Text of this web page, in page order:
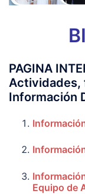
PAGINA
Actividades,
Información
Equipo de